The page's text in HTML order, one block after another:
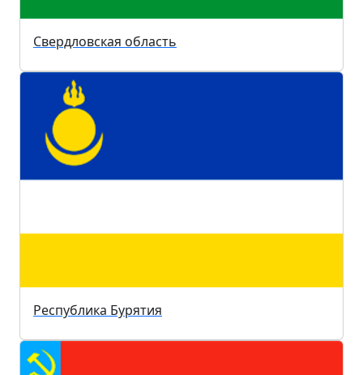
Свердловская область
Республика Бурятия